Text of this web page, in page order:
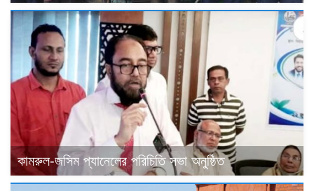
কামরুল-জসিম প্যানেলের পরিচিতি সভা অনুষ্ঠিত